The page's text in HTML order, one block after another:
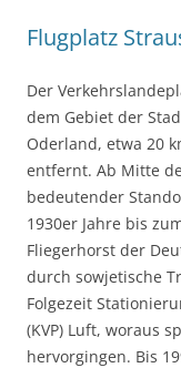
Flugplatz
Der
dem Gebiet der
Oderland, etwa 20
entfernt. Ab Mitte
bedeutender
1930er Jahre bis
Fliegerhorst der
durch sowjetische
Folgezeit
(KVP) Luft, woraus
hervorgingen. Bis